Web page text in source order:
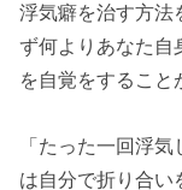
浮気癖を治す方法
ず何よりあなた自
を自覚をすること
「たった一回浮
は自分で折り合い